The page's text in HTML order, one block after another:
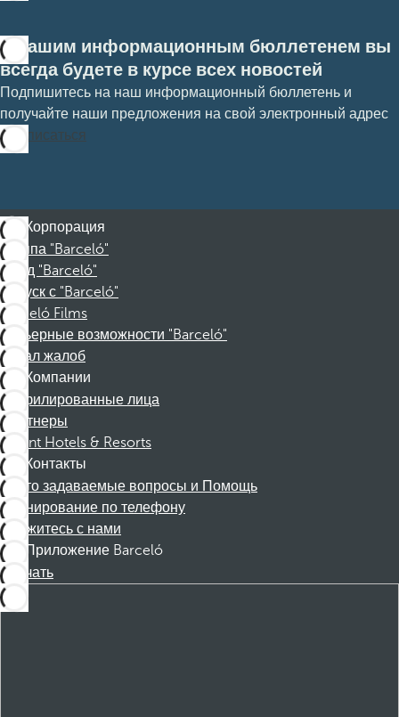
С нашим информационным бюллетенем вы
всегда будете в курсе всех новостей
Подпишитесь на наш информационный бюллетень и
получайте наши предложения на свой электронный адрес
Подписаться
Корпорация
Группа "Barceló"
Фонд "Barceló"
Отпуск с "Barceló"
Barceló Films
Карьерные возможности "Barceló"
Канал жалоб
Компании
Аффилированные лица
Партнеры
Dorint Hotels & Resorts
Контакты
Часто задаваемые вопросы и Помощь
Бронирование по телефону
Свяжитесь с нами
Приложение Barceló
Скачать